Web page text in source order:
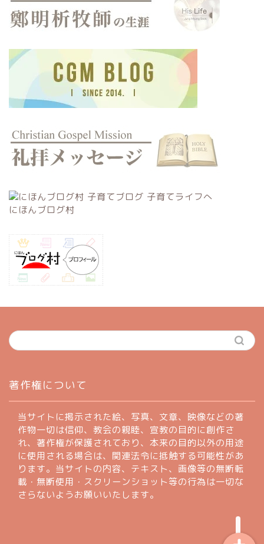
にほんブログ村
著作権について
当サイトに掲示された絵、写真、文章、映像などの著
作物一切は信仰、教会の親睦、宣教の目的に創作さ
れ、著作権が保護されており、本来の目的以外の用途
に使用される場合は、関連法令に抵触する可能性があ
ります。当サイトの内容、テキスト、画像等の無断転
載・無断使用・スクリーンショット等の行為は一切な
さらないようお願いいたします。
profile
著作権について
お問い合わせフォーム